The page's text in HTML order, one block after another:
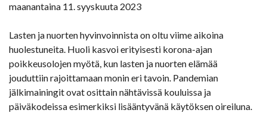
maanantaina 11. syyskuuta 2023
Lasten ja nuorten hyvinvoinnista on oltu viime aikoina
huolestuneita. Huoli kasvoi erityisesti korona-ajan
poikkeusolojen myötä, kun lasten ja nuorten elämää
jouduttiin rajoittamaan monin eri tavoin. Pandemian
jälkimainingit ovat osittain nähtävissä kouluissa ja
päiväkodeissa esimerkiksi lisääntyvänä käytöksen oireiluna.